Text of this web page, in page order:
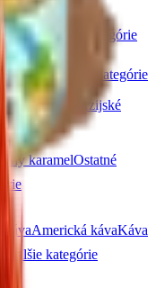
Ďalšie kategórie
oleje
Ďalšie kategórie
Korenie
Ázijské
Slaný karamelOstatné
kávaAmerická kávaKáva
Ďalšie kategórie